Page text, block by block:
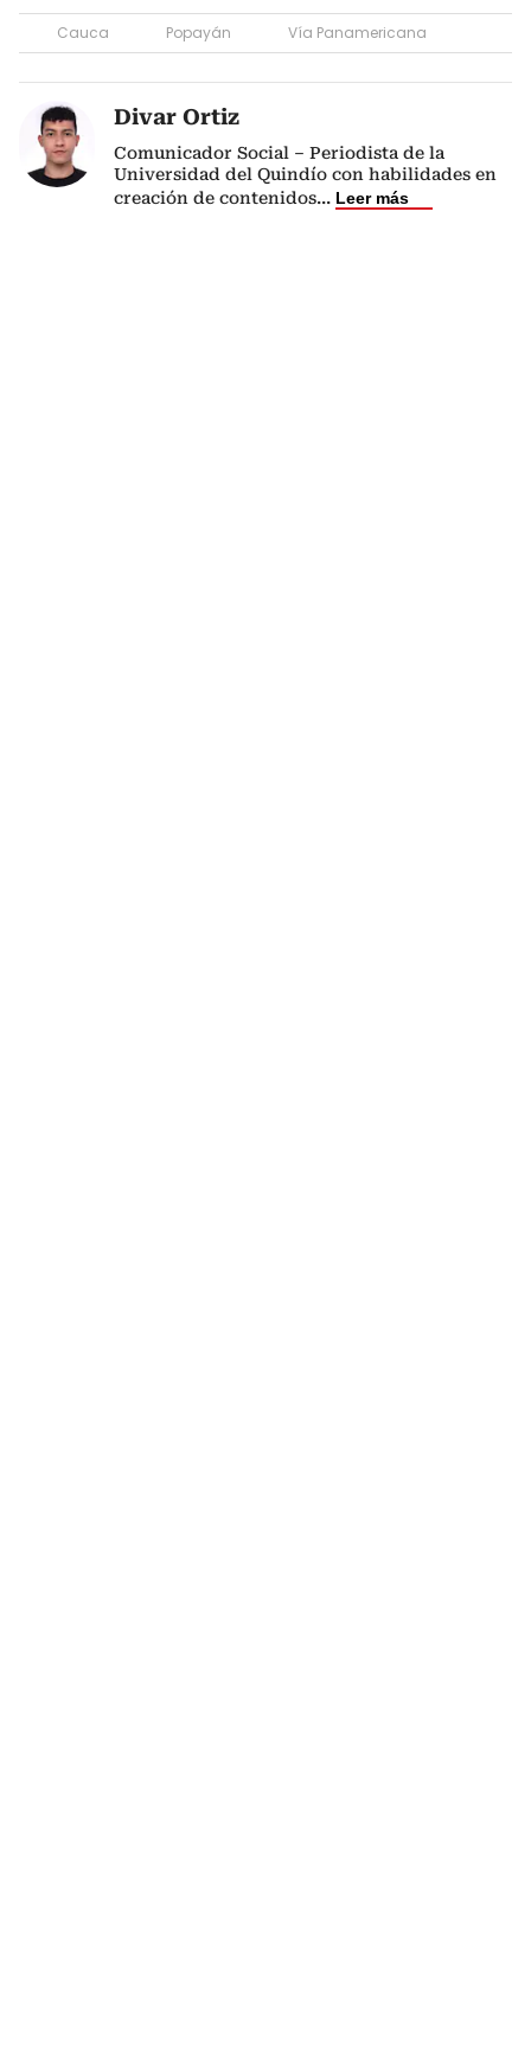
Cauca Popayán Vía Panamericana
Divar Ortiz
Comunicador Social – Periodista de la
Universidad del Quindío con habilidades en
creación de contenidos... Leer más